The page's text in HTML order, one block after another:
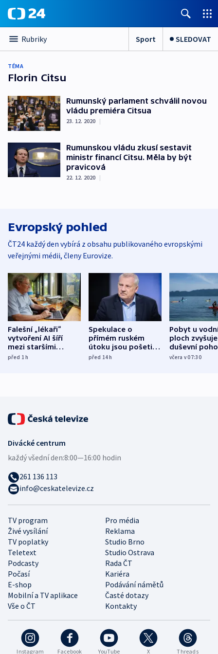
Rubriky Sport SLEDOVAT
TÉMA
Florin Citsu
Rumunský parlament schválil novou
vládu premiéra Citsua
23. 12. 2020 |
Rumunskou vládu zkusí sestavit
ministr financí Citsu. Měla by být
pravicová
22. 12. 2020 |
Evropský pohled
ČT24 každý den vybírá z obsahu publikovaného evropskými
veřejnými médii, členy Eurovize.
Falešní „lékaři“
vytvoření AI šíří
mezi staršími
Poláky nebezpečné
před 1h
Spekulace o
přímém ruském
útoku jsou pošetilé,
míní estonský
před 14h
Pobyt u
ploch zvyšuje
duševní
ukázala
včera v 07:30
Instagram Facebook YouTube X Threads
TV program
Pro média
Živé vysílání
Reklama
TV poplatky
Studio Brno
Teletext
Studio Ostrava
Podcasty
Rada ČT
Počasí
Kariéra
E-shop
Podávání námětů
Mobilní a TV aplikace
Časté dotazy
Vše o ČT
Kontakty
Divácké centrum
každý všední den:8:00—16:00 hodin
261 136 113
info@ceskatelevize.cz